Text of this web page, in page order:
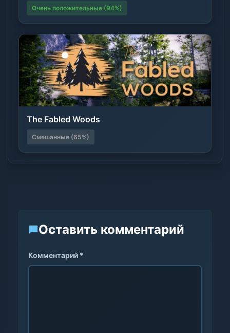
Очень положительные (94%)
The Fabled Woods
Смешанные (65%)
Оставить комментарий
Комментарий *